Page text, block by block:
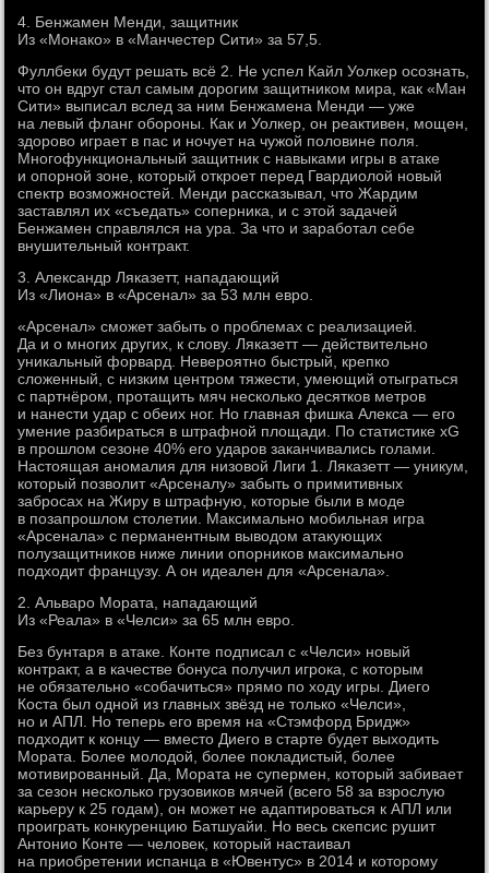
4. Бенжамен Менди, защитник
Из «Монако» в «Манчестер Сити» за 57,5.
Фуллбеки будут решать всё 2. Не успел Кайл Уолкер осознать,
что он вдруг стал самым дорогим защитником мира, как «Ман
Сити» выписал вслед за ним Бенжамена Менди — уже
на левый фланг обороны. Как и Уолкер, он реактивен, мощен,
здорово играет в пас и ночует на чужой половине поля.
Многофункциональный защитник с навыками игры в атаке
и опорной зоне, который откроет перед Гвардиолой новый
спектр возможностей. Менди рассказывал, что Жардим
заставлял их «съедать» соперника, и с этой задачей
Бенжамен справлялся на ура. За что и заработал себе
внушительный контракт.
3. Александр Ляказетт, нападающий
Из «Лиона» в «Арсенал» за 53 млн евро.
«Арсенал» сможет забыть о проблемах с реализацией.
Да и о многих других, к слову. Ляказетт — действительно
уникальный форвард. Невероятно быстрый, крепко
сложенный, с низким центром тяжести, умеющий отыграться
с партнёром, протащить мяч несколько десятков метров
и нанести удар с обеих ног. Но главная фишка Алекса — его
умение разбираться в штрафной площади. По статистике xG
в прошлом сезоне 40% его ударов заканчивались голами.
Настоящая аномалия для низовой Лиги 1. Ляказетт — уникум,
который позволит «Арсеналу» забыть о примитивных
забросах на Жиру в штрафную, которые были в моде
в позапрошлом столетии. Максимально мобильная игра
«Арсенала» с перманентным выводом атакующих
полузащитников ниже линии опорников максимально
подходит французу. А он идеален для «Арсенала».
2. Альваро Мората, нападающий
Из «Реала» в «Челси» за 65 млн евро.
Без бунтаря в атаке. Конте подписал с «Челси» новый
контракт, а в качестве бонуса получил игрока, с которым
не обязательно «собачиться» прямо по ходу игры. Диего
Коста был одной из главных звёзд не только «Челси»,
но и АПЛ. Но теперь его время на «Стэмфорд Бридж»
подходит к концу — вместо Диего в старте будет выходить
Мората. Более молодой, более покладистый, более
мотивированный. Да, Мората не супермен, который забивает
за сезон несколько грузовиков мячей (всего 58 за взрослую
карьеру к 25 годам), он может не адаптироваться к АПЛ или
проиграть конкуренцию Батшуайи. Но весь скепсис рушит
Антонио Конте — человек, который настаивал
на приобретении испанца в «Ювентус» в 2014 и которому